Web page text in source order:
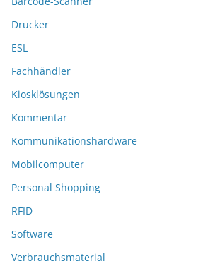
Drucker
ESL
Fachhändler
Kiosklösungen
Kommentar
Kommunikationshardware
Mobilcomputer
Personal Shopping
RFID
Software
Verbrauchsmaterial